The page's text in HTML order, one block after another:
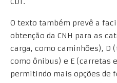
O texto também prevê a
obtenção da CNH para as
carga, como caminhões), D
como ônibus) e E (carretas
permitindo mais opções de